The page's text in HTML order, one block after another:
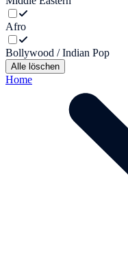
Afro
Bollywood / Indian Pop
Alle löschen
Home